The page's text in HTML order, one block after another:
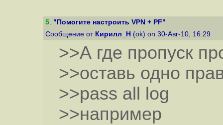
5. "Помогите настроить VPN + PF"
Сообщение от Кирилл_Н (ok) on 30-Авг-10, 16:29
>>А где пропуск
>>оставь одно
>>pass all log
>>например